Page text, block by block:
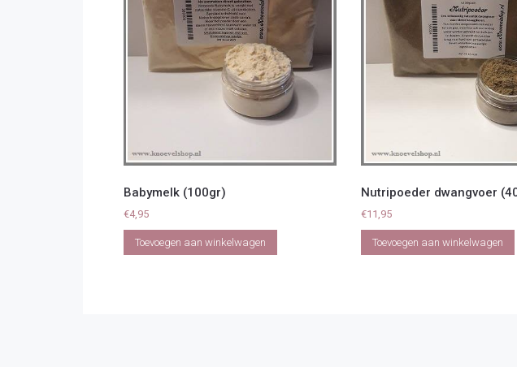
Babymelk (100gr)
€4,95
Toevoegen aan winkelwagen
Nutripoeder dwangvoer
€11,95
Toevoegen aan winkelwagen